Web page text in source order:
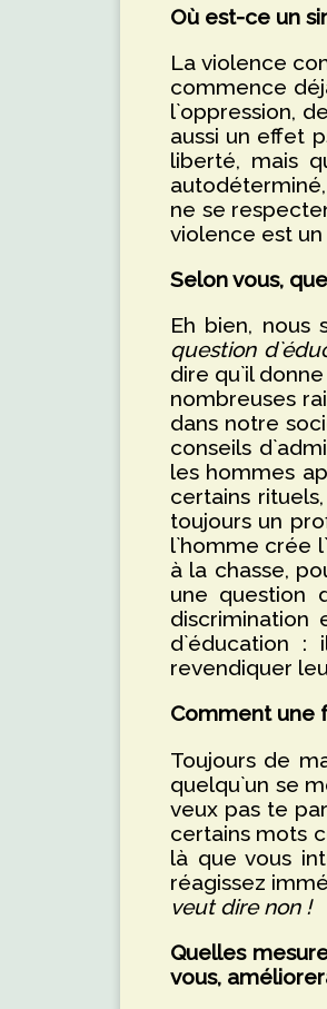
Où est-ce un
La violence
commence
l`oppression,
aussi un effet
liberté, mais
ne se
violence est
Selon vous,
Eh bien, nous
question
dire qu`il
nombreuses
dans notre
conseils
les hommes
certains
toujours un
l`homme crée
à la chasse,
une question
discrimination
d`éducation :
revendiquer
Comment une
Toujours de
quelqu`un se
veux pas te
certains mots
là que vous
réagissez
veut dire non !
Quelles
vous,